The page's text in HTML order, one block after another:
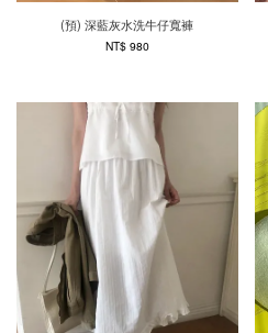
(預) 深藍灰水洗牛仔寬褲
NT$ 980